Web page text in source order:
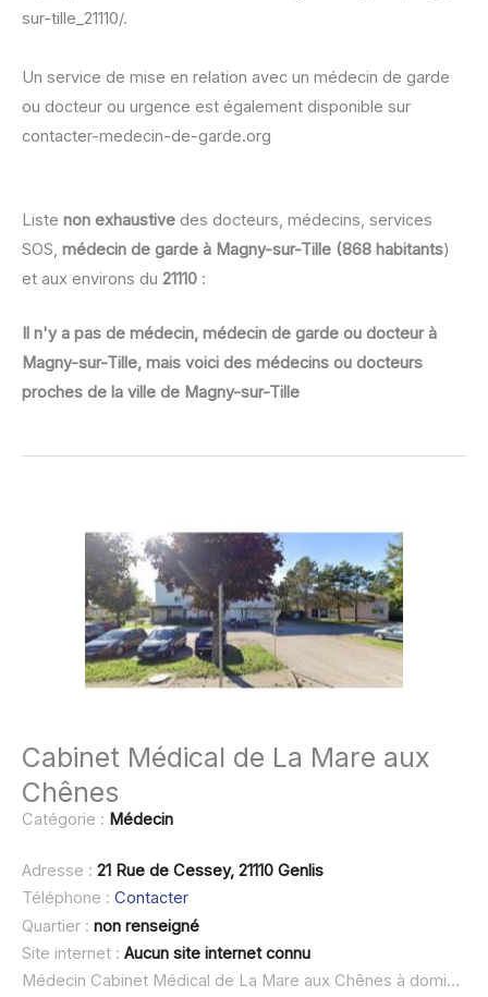
sur-tille_21110/.
Un service de mise en relation avec un médecin de garde
ou docteur ou urgence est également disponible sur
contacter-medecin-de-garde.org
Liste non exhaustive des docteurs, médecins, services
SOS, médecin de garde à Magny-sur-Tille (868 habitants)
et aux environs du 21110 :
Il n'y a pas de médecin, médecin de garde ou docteur à
Magny-sur-Tille, mais voici des médecins ou docteurs
proches de la ville de Magny-sur-Tille
Cabinet Médical de La Mare aux
Chênes
Catégorie : Médecin
Adresse : 21 Rue de Cessey, 21110 Genlis
Téléphone : Contacter
Quartier : non renseigné
Site internet : Aucun site internet connu
Médecin Cabinet Médical de La Mare aux Chênes à domicile :